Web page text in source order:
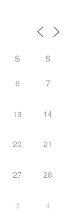
S S
6 7
13 14
20 21
27 28
3 4